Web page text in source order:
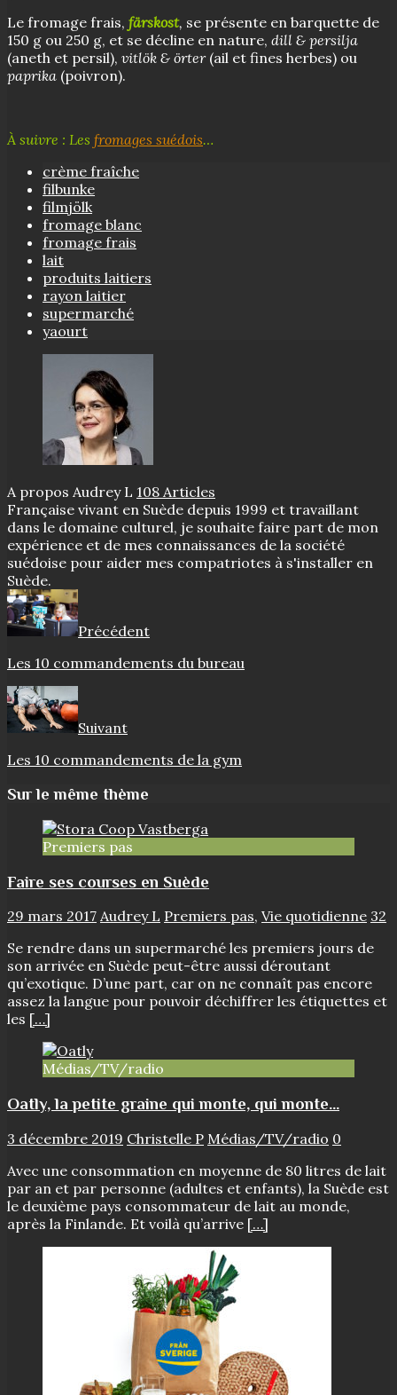
Le fromage frais, färskost, se présente en barquette de
150 g ou 250 g, et se décline en nature, dill & persilja
(aneth et persil), vitlök & örter(ail et fines herbes) ou
paprika (poivron).
À suivre : Les fromages suédois…
crème fraîche
filbunke
filmjölk
fromage blanc
fromage frais
lait
produits laitiers
rayon laitier
supermarché
yaourt
A propos Audrey L 108 Articles
Française vivant en Suède depuis 1999 et travaillant
dans le domaine culturel, je souhaite faire part de mon
expérience et de mes connaissances de la société
suédoise pour aider mes compatriotes à s'installer en
Suède.
Précédent
Les 10 commandements du bureau
Suivant
Les 10 commandements de la gym
Sur le même thème
Premiers pas
Faire ses courses en Suède
29 mars 2017 Audrey L Premiers pas, Vie quotidienne 32
Se rendre dans un supermarché les premiers jours de
son arrivée en Suède peut-être aussi déroutant
qu’exotique. D’une part, car on ne connaît pas encore
assez la langue pour pouvoir déchiffrer les étiquettes et
les […]
Médias/TV/radio
Oatly, la petite graine qui monte, qui monte…
3 décembre 2019 Christelle P Médias/TV/radio 0
Avec une consommation en moyenne de 80 litres de lait
par an et par personne (adultes et enfants), la Suède est
le deuxième pays consommateur de lait au monde,
après la Finlande. Et voilà qu’arrive […]